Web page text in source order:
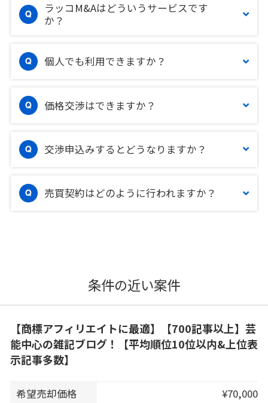
ラッコM&Aはどういうサービスです
か？
個人でも利用できますか？
価格交渉はできますか？
交渉申込みするとどうなりますか？
売買契約はどのように行われますか？
条件の近い案件
【商標アフィリエイトに最適】【700記事以上】芸
能中心の雑記ブログ！【平均順位10位以内&上位表
示記事多数】
希望売却価格 ¥70,000